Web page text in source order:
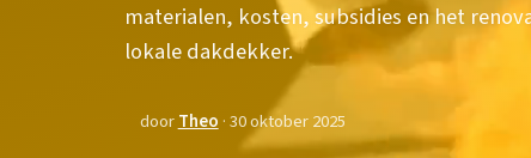
materialen, kosten, subsidies en het
lokale dakdekker.
doorTheo · 30 oktober 2025